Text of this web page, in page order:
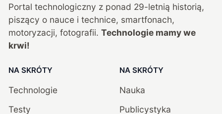
Portal technologiczny z ponad 29-letnią historią,
piszący o nauce i technice, smartfonach,
motoryzacji, fotografii. Technologie mamy we
krwi!
NA SKRÓTY
Technologie
Testy
NA SKRÓTY
Nauka
Publicystyka